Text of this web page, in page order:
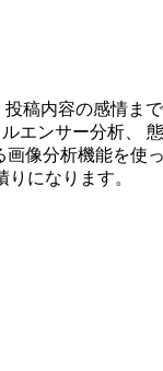
稿内容の感情ま
エンサー分析、
像分析機能を使
になります。